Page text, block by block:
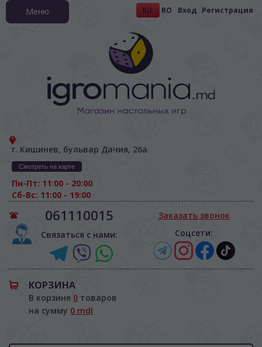
RU RO Вход Регистрация
г. Кишинев, бульвар Дачия, 26а
Смотреть на карте
Пн-Пт: 11:00 - 20:00
Сб-Вс: 11:00 - 19:00
061110015
Связаться с нами:
Заказать звонок
Соцсети:
КОРЗИНА
В корзине 0 товаров
на сумму 0 mdl
Меню